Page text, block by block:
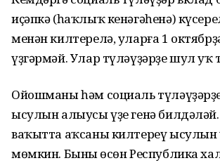
иҫәпкә (һаҡлыҡ кенәгәһенә)
менән килтерелә, уларға 1
үҙгәрмәй. Улар түләүҙәрҙе шул уҡ
Ойошманы һәм социаль
ысулын алыусы үҙе генә билдәләй.
ваҡытта аҡсаны килтереү ысулын
мөмкин. Бының өсөн Республика